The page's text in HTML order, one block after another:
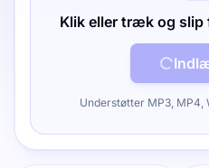
Klik eller træk og slip
Understøtter MP3, MP4,